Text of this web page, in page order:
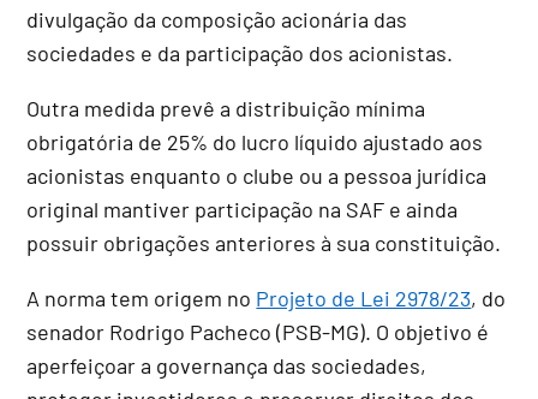
divulgação da composição acionária das
sociedades e da participação dos acionistas.
Outra medida prevê a distribuição mínima
obrigatória de 25% do lucro líquido ajustado aos
acionistas enquanto o clube ou a pessoa jurídica
original mantiver participação na SAF e ainda
possuir obrigações anteriores à sua constituição.
A norma tem origem no Projeto de Lei 2978/23, do
senador Rodrigo Pacheco (PSB-MG). O objetivo é
aperfeiçoar a governança das sociedades,